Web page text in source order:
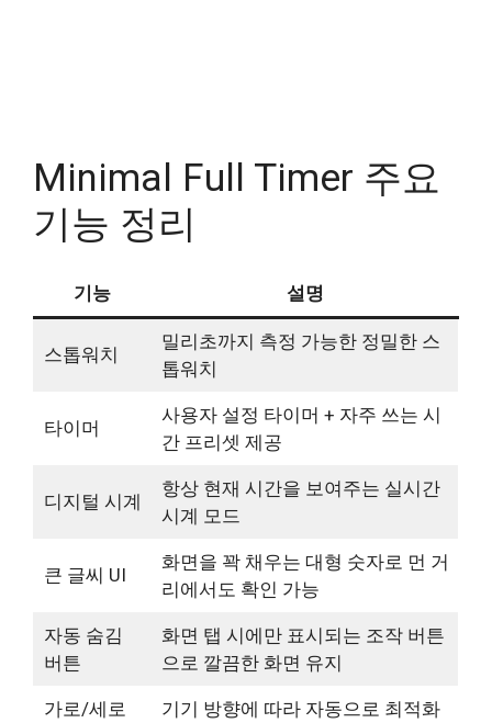
Minimal Full Timer 주요
기능 정리
기능 설명
스톱워치
밀리초까지 측정 가능한 정밀한 스
톱워치
타이머
사용자 설정 타이머 + 자주 쓰는 시
간 프리셋 제공
디지털 시계
항상 현재 시간을 보여주는 실시간
시계 모드
큰 글씨 UI
화면을 꽉 채우는 대형 숫자로 먼 거
리에서도 확인 가능
자동 숨김
버튼
화면 탭 시에만 표시되는 조작 버튼
으로 깔끔한 화면 유지
가로/세로
기기 방향에 따라 자동으로 최적화